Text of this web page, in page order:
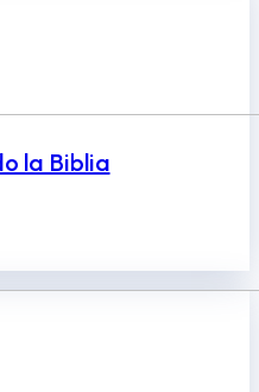
la Biblia